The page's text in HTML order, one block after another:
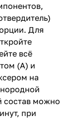
Для
всё
(А) и
на
состав можно
при